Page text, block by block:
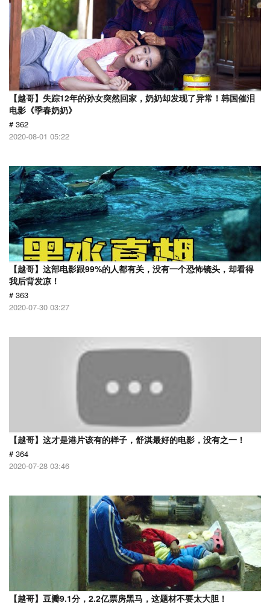
【越哥】失踪12年的孙女突然回家，奶奶却发现了异常！韩国催泪
电影《季春奶奶》
# 362
2020-08-01 05:22
【越哥】这部电影跟99%的人都有关，没有一个恐怖镜头，却看得
我后背发凉！
# 363
2020-07-30 03:27
【越哥】这才是港片该有的样子，舒淇最好的电影，没有之一！
# 364
2020-07-28 03:46
【越哥】豆瓣9.1分，2.2亿票房黑马，这题材不要太大胆！